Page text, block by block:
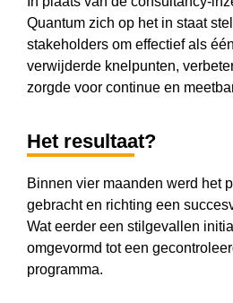
Quantum zich op het in staat
stakeholders om effectief als
verwijderde knelpunten,
zorgde voor continue en
Het resultaat?
Binnen vier maanden werd het
gebracht en richting een
Wat eerder een stilgevallen
omgevormd tot een
programma.